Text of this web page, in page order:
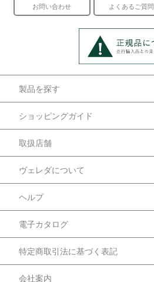
お問い合わせ よくあるご質問
製品を探す
ショッピングガイド
取扱店舗
ヴェレダについて
ヘルプ
電子カタログ
特定商取引法に基づく表記
会社案内